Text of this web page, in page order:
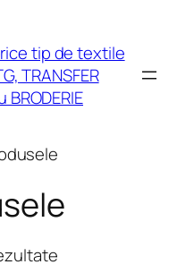
tip de textile
TRANSFER
BRODERIE